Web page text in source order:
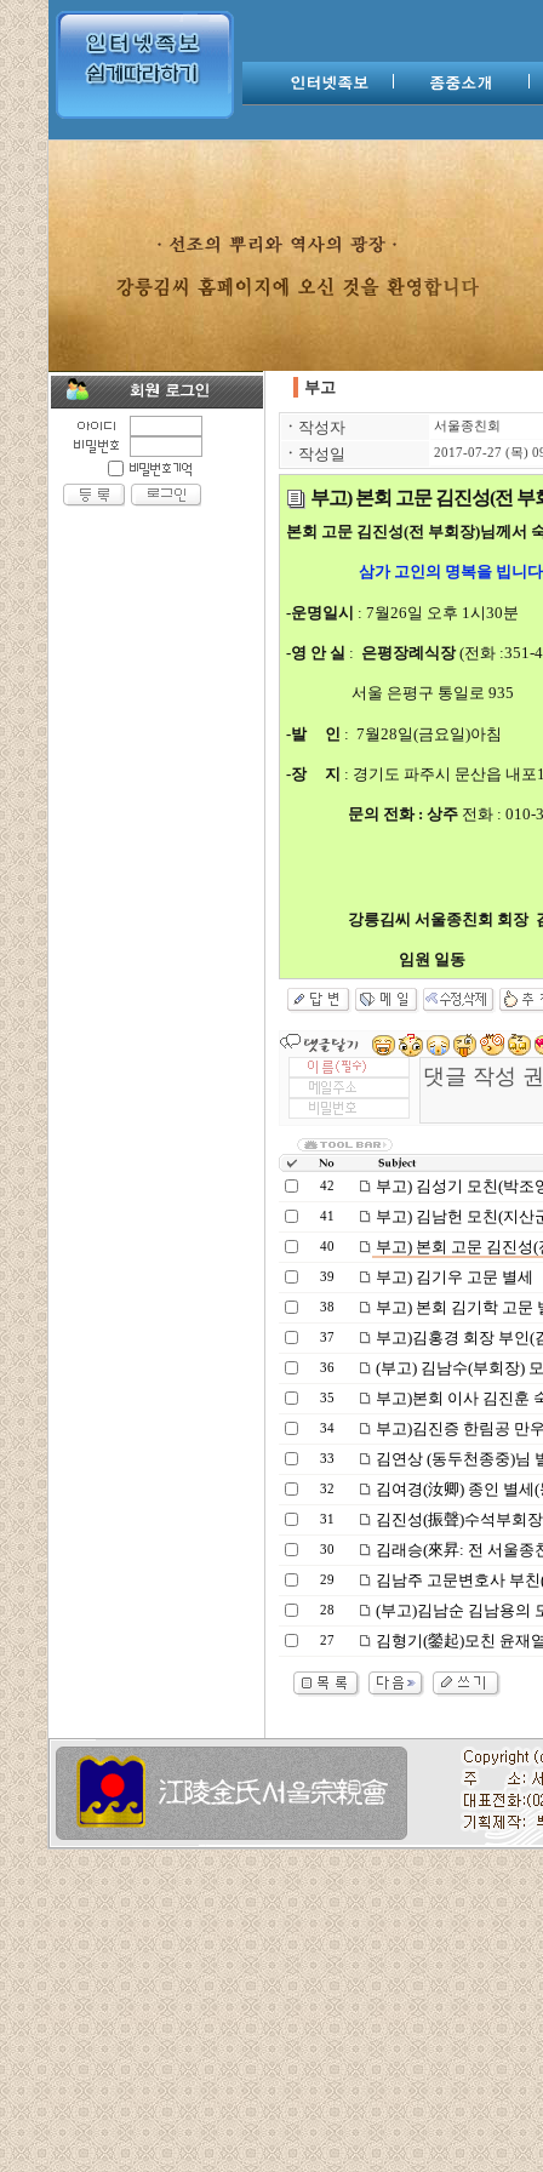
부고
ㆍ 작성자 서울종친회
ㆍ 작성일 2017-07-27 (목)
부고) 본회 고문 김진성(전 부
본회 고문 김진성(전 부회장)님께서
삼가 고인의 명복을 빕니다
-운명일시 : 7월26일 오후 1시30분
-영 안 실 : 은평장례식장(전화 :351-
서울 은평구 통일로 935
-발 인 : 7월28일(금요일)아침
-장 지 : 경기도 파주시 문산읍 내포
문의 전화 : 상주전화 : 010-
강릉김씨 서울종친회 회장
임원 일동
42 부고) 김성기 모친(박조
41 부고) 김남헌 모친(지산
40 부고) 본회 고문 김진성
39 부고) 김기우 고문 별세
38 부고) 본회 김기학 고문
37 부고)김홍경 회장 부인(
36 (부고) 김남수(부회장)
35 부고)본회 이사 김진훈
34 부고)김진증 한림공 만
33 김연상 (동두천종중)님
32 김여경(汝卿) 종인 별세
31 김진성(振聲)수석부회
30 김래승(來昇: 전 서울종
29 김남주 고문변호사 부
28 (부고)김남순 김남용의
27 김형기(鎣起)모친 윤재